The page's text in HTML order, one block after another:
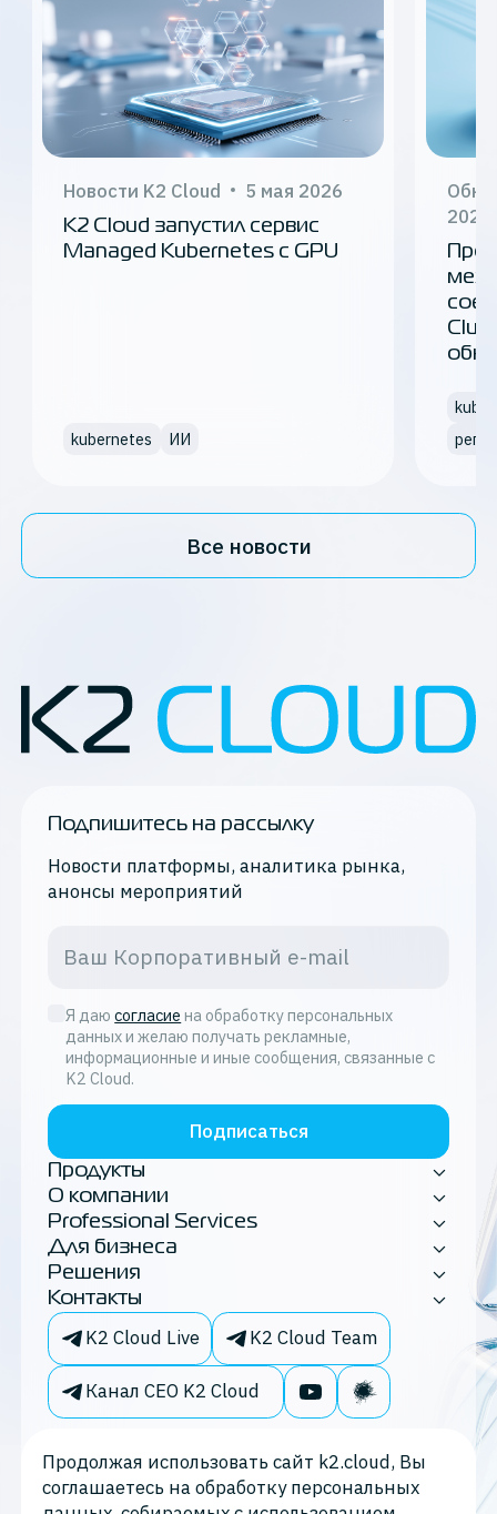
Новости K2 Cloud 5 мая 2026
K2 Cloud запустил сервис
Managed Kubernetes с GPU
kubernetes ИИ
2025
Все новости
Подпишитесь на рассылку
Новости платформы, аналитика рынка,
анонсы мероприятий
Я даю согласие на обработку персональных
данных и желаю получать рекламные,
информационные и иные сообщения, связанные с
K2 Cloud.
Подписаться
Продукты
О компании
Professional Services
Для бизнеса
Решения
Контакты
K2 Cloud Live K2 Cloud Team
Канал CEO K2 Cloud
Продолжая использовать сайт k2.cloud, Вы
соглашаетесь на обработку персональных